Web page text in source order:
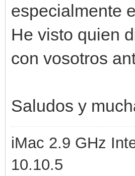
especialmente
He visto quien
con vosotros
Saludos y
iMac 2.9 GHz
10.10.5